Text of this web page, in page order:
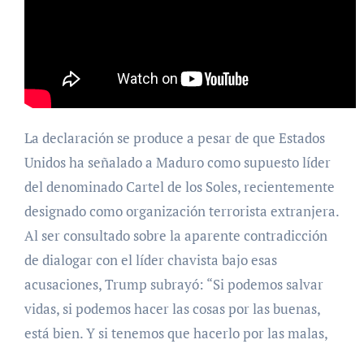
La declaración se produce a pesar de que Estados
Unidos ha señalado a Maduro como supuesto líder
del denominado Cartel de los Soles, recientemente
designado como organización terrorista extranjera.
Al ser consultado sobre la aparente contradicción
de dialogar con el líder chavista bajo esas
acusaciones, Trump subrayó: “Si podemos salvar
vidas, si podemos hacer las cosas por las buenas,
está bien. Y si tenemos que hacerlo por las malas,